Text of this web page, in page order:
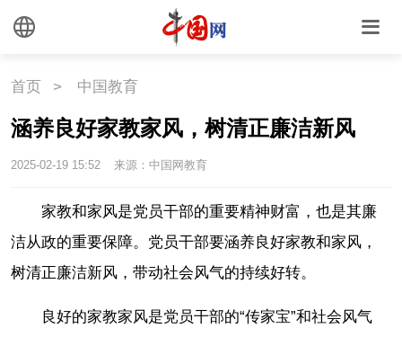
首页 > 中国教育
涵养良好家教家风，树清正廉洁新风
2025-02-19 15:52 来源：中国网教育
家教和家风是党员干部的重要精神财富，也是其廉
洁从政的重要保障。党员干部要涵养良好家教和家风，
树清正廉洁新风，带动社会风气的持续好转。
良好的家教家风是党员干部的“传家宝”和社会风气